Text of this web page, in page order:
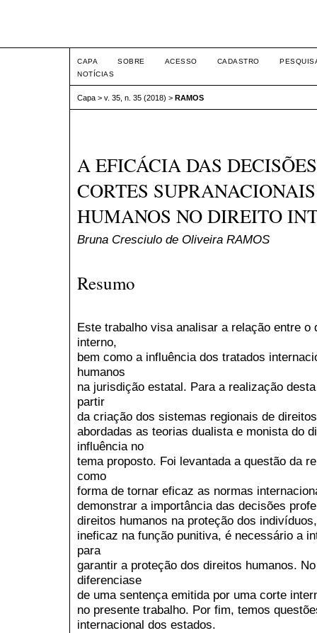
CAPA SOBRE ACESSO CADASTRO
NOTÍCIAS
Capa > v. 35, n. 35 (2018) > RAMOS
A EFICÁCIA DAS
CORTES
HUMANOS NO DIREITO
Bruna Cresciulo de Oliveira RAMOS
Resumo
Este trabalho visa analisar a relação entre o
interno,
bem como a influência dos tratados
humanos
na jurisdição estatal. Para a realização
partir
da criação dos sistemas regionais de
abordadas as teorias dualista e monista do
influência no
tema proposto. Foi levantada a questão da
como
forma de tornar eficaz as normas
demonstrar a importância das decisões
direitos humanos na proteção dos
ineficaz na função punitiva, é necessário a
para
garantir a proteção dos direitos humanos.
diferenciase
de uma sentença emitida por uma corte
no presente trabalho. Por fim, temos
internacional dos estados.